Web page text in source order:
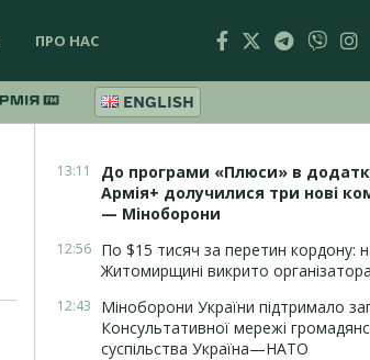
ПРО НАС
ENGLISH
13:11
До програми «Плюси» в
Армія+ долучилися три нові
— Міноборони
12:56 По $15 тисяч за перетин кордону:
Житомирщині викрито
12:43
Міноборони України підтримало
Консультативної мережі
суспільства Україна—НАТО